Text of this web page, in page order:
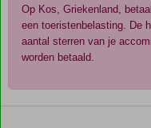
Op Kos, Griekenland,
een toeristenbelasting. De
aantal sterren van je
worden betaald.